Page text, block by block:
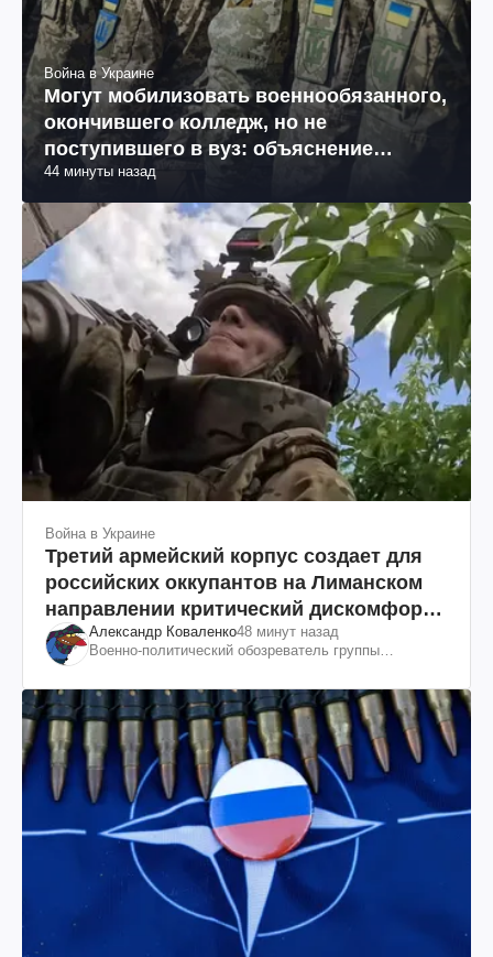
Война в Украине
Могут мобилизовать военнообязанного,
окончившего колледж, но не
поступившего в вуз: объяснение
юриста
44 минуты назад
Война в Украине
Третий армейский корпус создает для
российских оккупантов на Лиманском
направлении критический дискомфорт:
как это удалось
Александр Коваленко48 минут назад
Военно-политический обозреватель группы